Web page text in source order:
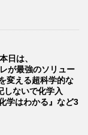
日は、
が最強のソリュー
変える超科学的な
しないで化学入
はわかる』など3